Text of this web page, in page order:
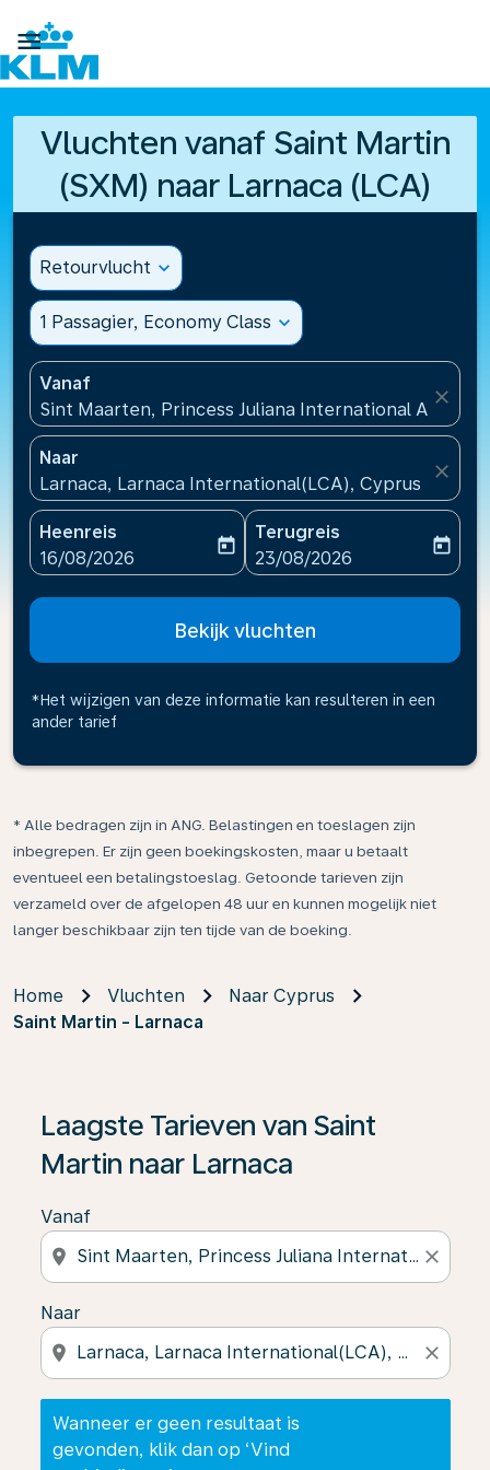

Vluchten vanaf Saint Martin
(SXM) naar Larnaca (LCA)
Retourvlucht expand_more
1 Passagier, Economy Class expand_more
Vanaf
Sint Maarten, Princess Juliana International
close
Naar
Larnaca, Larnaca International(LCA), Cyprus
close
Heenreis
fc-booking-departure-date-aria-label
16/08/2026
today
Terugreis
fc-booking-return-date-
23/08/2026
today
Bekijk vluchten
*Het wijzigen van deze informatie kan resulteren in een
ander tarief
* Alle bedragen zijn in ANG. Belastingen en toeslagen zijn
inbegrepen. Er zijn geen boekingskosten, maar u betaalt
eventueel een betalingstoeslag. Getoonde tarieven zijn
verzameld over de afgelopen 48 uur en kunnen mogelijk niet
langer beschikbaar zijn ten tijde van de boeking.
Home Vluchten
Naar Cyprus
Saint Martin - Larnaca
Laagste Tarieven van Saint
Martin naar Larnaca
Vanaf
location_on close
Naar
location_on close
Wanneer er geen resultaat is
gevonden, klik dan op ‘Vind
Wanneer er geen resultaat is gevonden, klik dan op